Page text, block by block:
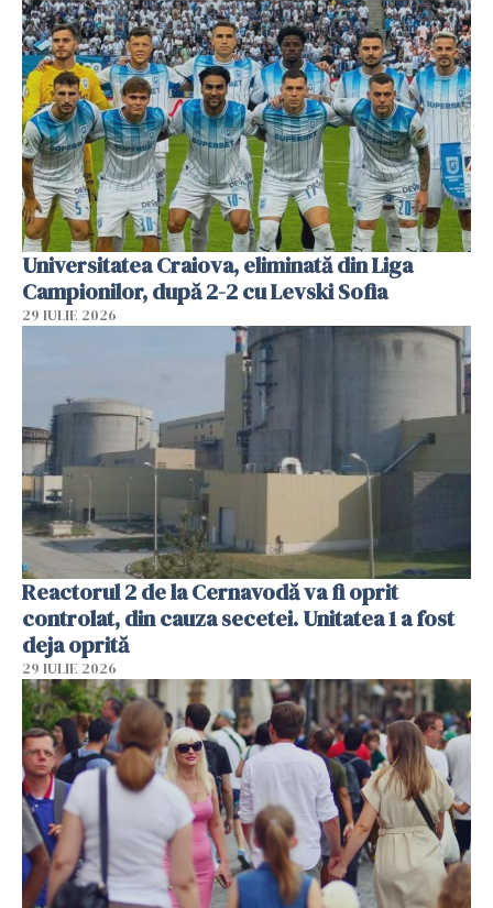
Universitatea Craiova, eliminată din Liga
Campionilor, după 2-2 cu Levski Sofia
29 IULIE 2026
Reactorul 2 de la Cernavodă va fi oprit
controlat, din cauza secetei. Unitatea 1 a fost
deja oprită
29 IULIE 2026